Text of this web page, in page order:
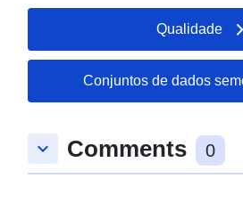
Qualidade
Conjuntos de dados
keyboard_arrow_down Comments 0